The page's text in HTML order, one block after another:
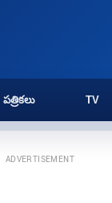
పత్రికలు TV
ADVERTISEMENT